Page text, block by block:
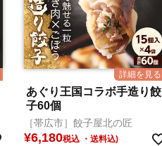
あぐり王国コラボ手造り餃
子60個
［帯広市］餃子屋北の匠
¥6,180税込